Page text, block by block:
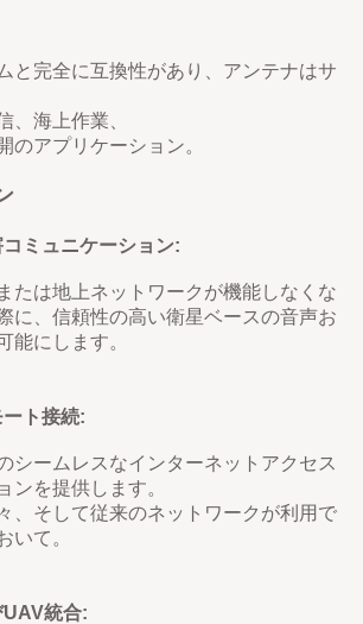
と完全に互換性があり、アンテナはサ
、海上作業、
のアプリケーション。
ミュニケーション:
たは地上ネットワークが機能しなくな
に、信頼性の高い衛星ベースの音声お
能にします。
ト接続:
シームレスなインターネットアクセス
ンを提供します。
、そして従来のネットワークが利用で
いて。
統合: